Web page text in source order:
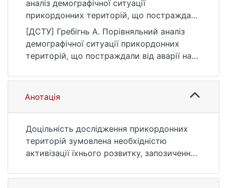
аналіз демографічної ситуації
прикордонних територій, що постраждали
від аварії на чорнобильській АЕС (на
прикладі Рівненської та Гомельської
областей). Економічна та соціальна
географія, (74), 15–19.
https://doi.org/10.17721/2413-
[ДСТУ] Гребігнь А. Порівняльний аналіз
демографічної ситуації прикордонних
територій, що постраждали від аварії на
Рівненської та Гомельської областей).
Економічна та соціальна географія. 2015.
№ 74. С. 15—19. DOI: 10.17721/2413-
25.07.2026).
Анотація
Доцільність дослідження прикордонних
територій зумовлена необхідністю
активізації їхнього розвитку, запозичення
вирішенні найбільш гострих соціально-